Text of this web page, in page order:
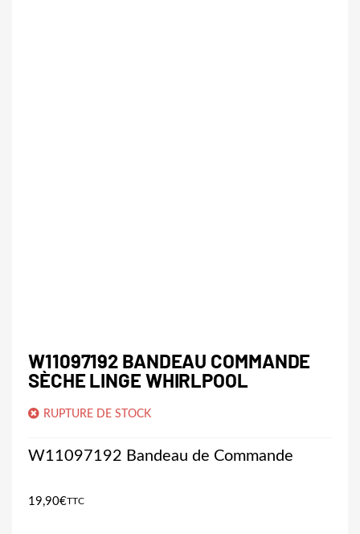
W11097192 BANDEAU COMMANDE
SÈCHE LINGE WHIRLPOOL
RUPTURE DE STOCK
W11097192 Bandeau de Commande
19,90€TTC